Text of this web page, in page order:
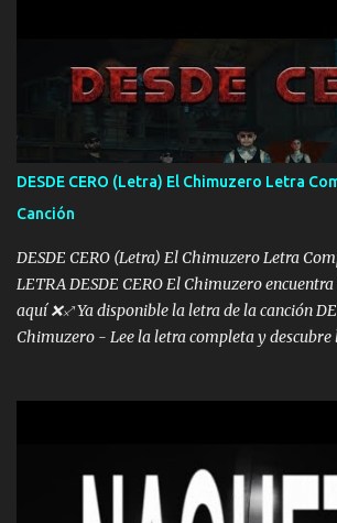
pa más pues hay charola les voy a dar hasta
otra Música Surcando bien mi camino voy por
los lados aquel que no corre vuela no se me
Ya pasé varias hazañas ya tienen rato que me
de este León los estatales no sé esperaron Al
también la nueve que cargo al lado doy la
al traicionero damos pa abajo Y No me paran
pues hay charola les voy a dar hasta topar
DESDE CERO (Letra) El Chimuzero Letra
Canción
DESDE CERO (Letra) El Chimuzero Letra
LETRA DESDE CERO El Chimuzero
aquí ❌♐ Ya disponible la letra de la canción
Chimuzero - Lee la letra completa y descubre
❌ www.elnorteduro.com ❌ Yo No limito los
Uno pues Hallamos Modos , Si me caigo me